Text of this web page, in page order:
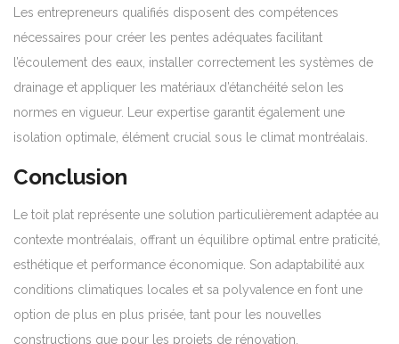
Les entrepreneurs qualifiés disposent des compétences
nécessaires pour créer les pentes adéquates facilitant
l’écoulement des eaux, installer correctement les systèmes de
drainage et appliquer les matériaux d’étanchéité selon les
normes en vigueur. Leur expertise garantit également une
isolation optimale, élément crucial sous le climat montréalais.
Conclusion
Le toit plat représente une solution particulièrement adaptée au
contexte montréalais, offrant un équilibre optimal entre praticité,
esthétique et performance économique. Son adaptabilité aux
conditions climatiques locales et sa polyvalence en font une
option de plus en plus prisée, tant pour les nouvelles
constructions que pour les projets de rénovation.